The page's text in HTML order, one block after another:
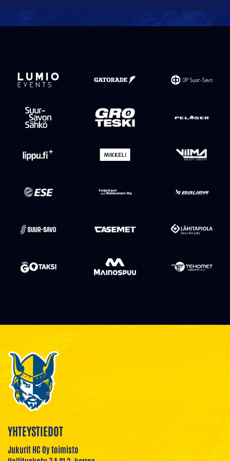
YHTEYSTIEDOT
Jukurit HC Oy toimisto